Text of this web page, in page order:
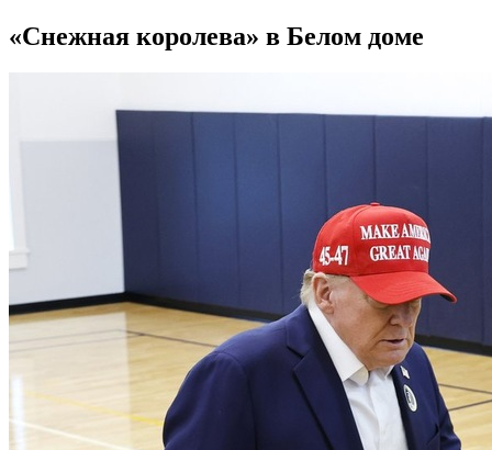
«Снежная королева» в Белом доме